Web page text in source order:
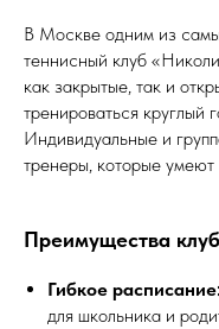
В Москве одним из
теннисный клуб
как закрытые, так и
тренироваться круглый
Индивидуальные и
тренеры, которые
Преимущества
Гибкое
для школьника и